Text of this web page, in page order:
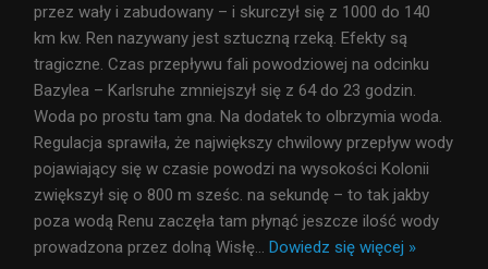
przez wały i zabudowany – i skurczył się z 1000 do 140
km kw. Ren nazywany jest sztuczną rzeką. Efekty są
tragiczne. Czas przepływu fali powodziowej na odcinku
Bazylea – Karlsruhe zmniejszył się z 64 do 23 godzin.
Woda po prostu tam gna. Na dodatek to olbrzymia woda.
Regulacja sprawiła, że największy chwilowy przepływ wody
pojawiający się w czasie powodzi na wysokości Kolonii
zwiększył się o 800 m sześc. na sekundę – to tak jakby
poza wodą Renu zaczęła tam płynąć jeszcze ilość wody
prowadzona przez dolną Wisłę… Dowiedz się więcej »